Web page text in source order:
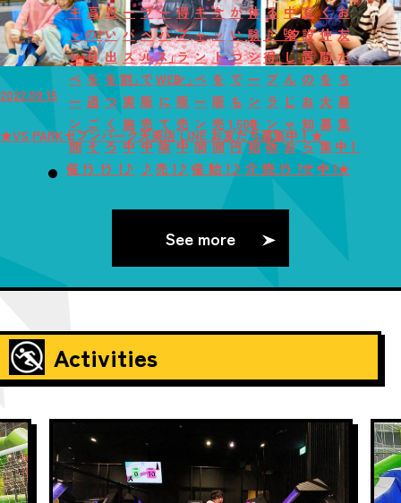
キ
ャ
ン
ペ
ー
ン
開
催！
高
の1
日
を
過
ご
そ
う！
思
い
出
を
つ
く
ろ
う！
ー
パ
ス
割」
実
施
中
♪
ラ
ベ
ル
で
販
売
中
♪
ー
パ
ス」
WEB
に
て
販
売！
得
プ
ラ
ン」
販
売
中
♪
キ
ャ
ン
ペ
ー
ン
開
催！
ケ
ッ
ト
を
販
売
開
始！
が
い
つ
で
も
1,500
円
♪
体
験
シ
ー
ン
を
紹
介！
る
♪「夕
得」
プ
ラ
ン
販
売！
中
楽
し
ん
じ
ゃ
お
う！
室
設
置
の
お
知
ら
せ
く
仲
間
を
大
募
集
中！
お
友
だ
ち
募
集
中！
★
2022.09.15
★VS PARKセブンパーク天美店 LINE お友だち募集中！★
See more
Activities